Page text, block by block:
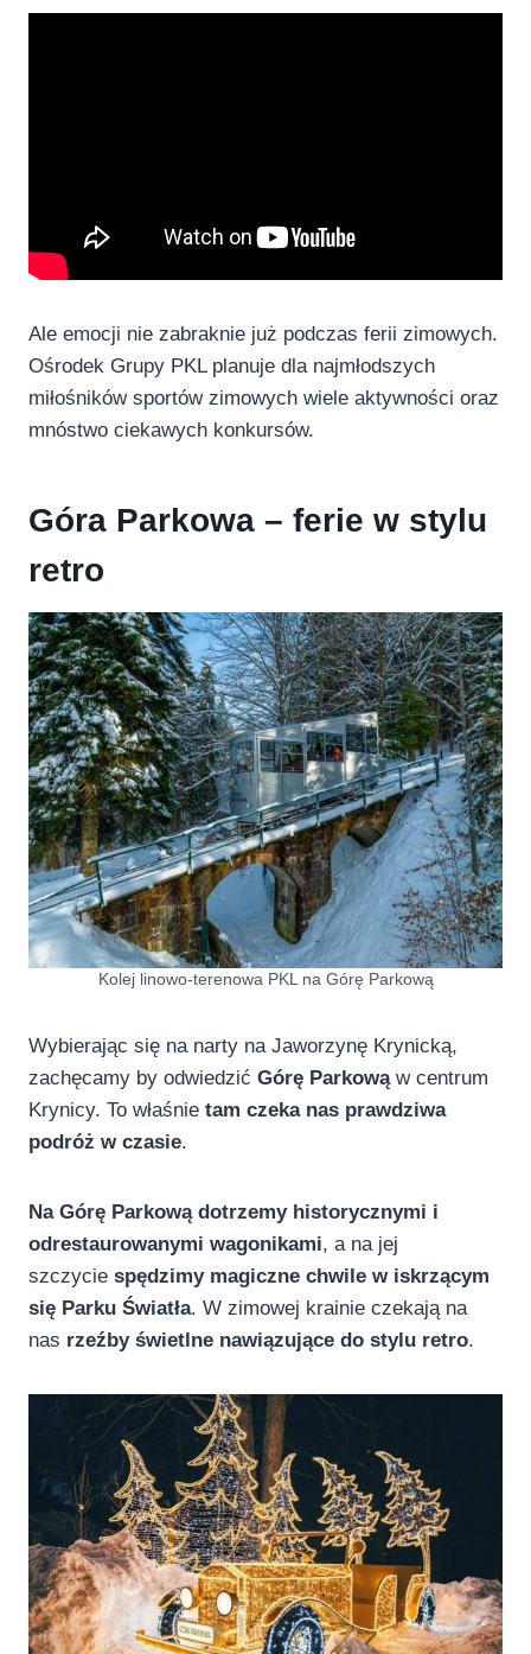
Ale emocji nie zabraknie już podczas ferii zimowych.
Ośrodek Grupy PKL planuje dla najmłodszych
miłośników sportów zimowych wiele aktywności oraz
mnóstwo ciekawych konkursów.
Góra Parkowa – ferie w stylu
retro
Kolej linowo-terenowa PKL na Górę Parkową
Wybierając się na narty na Jaworzynę Krynicką,
zachęcamy by odwiedzić Górę Parkowąw centrum
Krynicy. To właśnie tam czeka nas prawdziwa
podróż w czasie.
Na Górę Parkową dotrzemy historycznymi i
odrestaurowanymi wagonikami, a na jej
szczycie spędzimy magiczne chwile w iskrzącym
się Parku Światła. W zimowej krainie czekają na
nas rzeźby świetlne nawiązujące do stylu retro.